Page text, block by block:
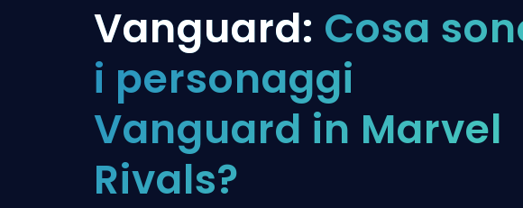
Division Boost
Placements
Coaching
Teammate
Vanguard: Cosa
i personaggi
Vanguard in Marvel
Rivals?